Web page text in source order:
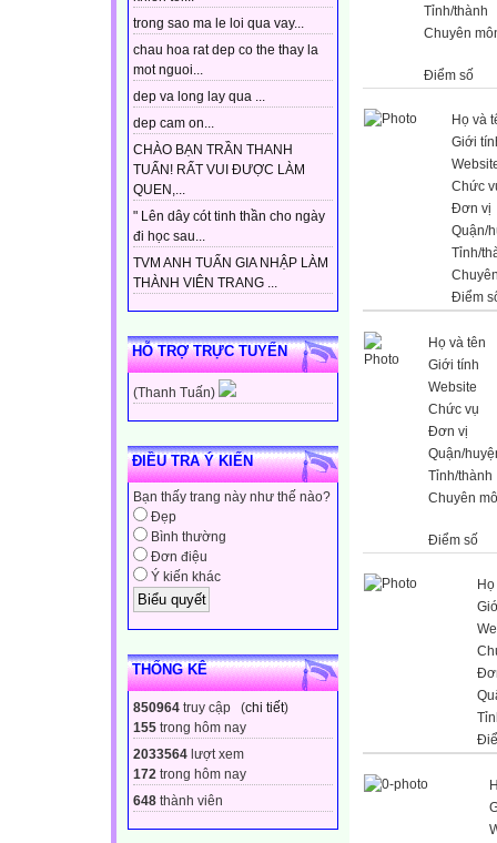
trong sao ma le loi qua vay...
chau hoa rat dep co the thay la
mot nguoi...
dep va long lay qua ...
dep cam on...
CHÀO BẠN TRẦN THANH
TUẤN! RẤT VUI ĐƯỢC LÀM
QUEN,...
" Lên dây cót tinh thần cho ngày
đi học sau...
TVM ANH TUẤN GIA NHẬP LÀM
THÀNH VIÊN TRANG ...
HỖ TRỢ TRỰC TUYẾN
(Thanh Tuấn)
ĐIỀU TRA Ý KIẾN
Bạn thấy trang này như thế nào?
Đẹp
Bình thường
Đơn điệu
Ý kiến khác
THỐNG KÊ
850964 truy cập (chi tiết)
155 trong hôm nay
2033564 lượt xem
172 trong hôm nay
648 thành viên
Tỉnh/thành
Chuyên
Điểm số
Họ và
Giới
Chức
Đơn vị
Quận/
Tỉnh/
Điểm
Họ và tên
Giới tính
Website
Chức vụ
Đơn vị
Quận/
Tỉnh/thành
Chuyên
Điểm số